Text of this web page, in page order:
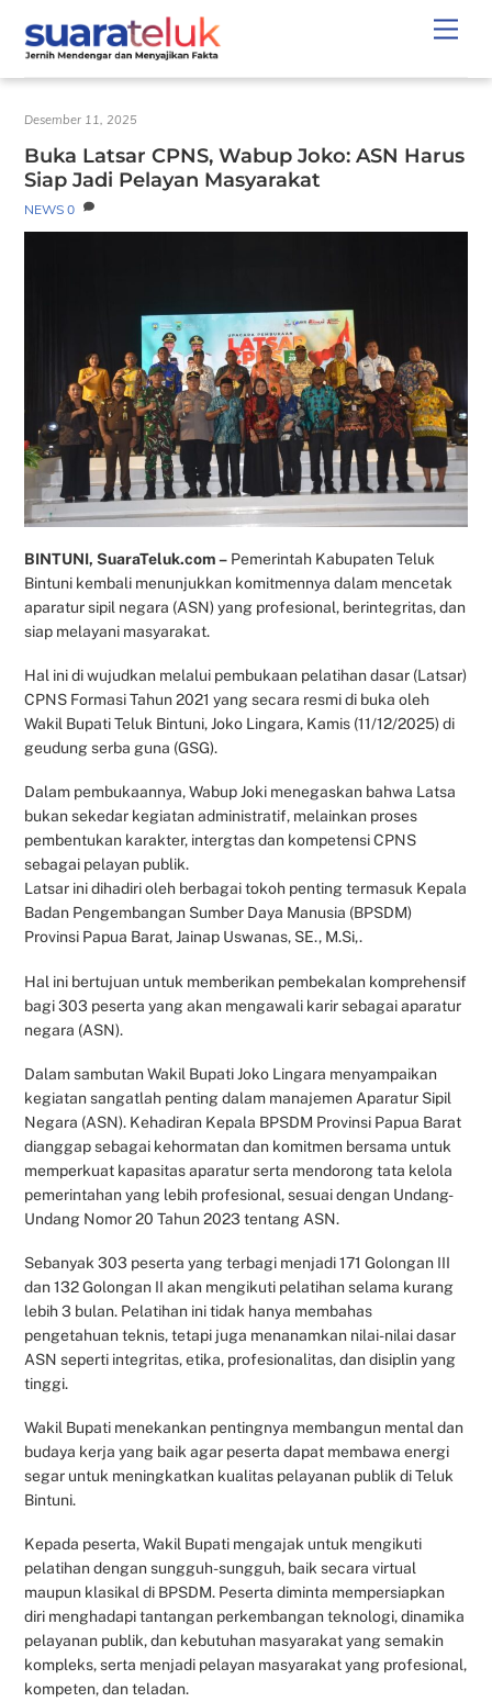
content
Desember 11, 2025
Buka Latsar CPNS, Wabup Joko: ASN Harus
Siap Jadi Pelayan Masyarakat
NEWS 0
BINTUNI, SuaraTeluk.com – Pemerintah Kabupaten Teluk
Bintuni kembali menunjukkan komitmennya dalam mencetak
aparatur sipil negara (ASN) yang profesional, berintegritas, dan
siap melayani masyarakat.
Hal ini di wujudkan melalui pembukaan pelatihan dasar (Latsar)
CPNS Formasi Tahun 2021 yang secara resmi di buka oleh
Wakil Bupati Teluk Bintuni, Joko Lingara, Kamis (11/12/2025) di
geudung serba guna (GSG).
Dalam pembukaannya, Wabup Joki menegaskan bahwa Latsa
bukan sekedar kegiatan administratif, melainkan proses
pembentukan karakter, intergtas dan kompetensi CPNS
sebagai pelayan publik.
Latsar ini dihadiri oleh berbagai tokoh penting termasuk Kepala
Badan Pengembangan Sumber Daya Manusia (BPSDM)
Provinsi Papua Barat, Jainap Uswanas, SE., M.Si,.
Hal ini bertujuan untuk memberikan pembekalan komprehensif
bagi 303 peserta yang akan mengawali karir sebagai aparatur
negara (ASN).
Dalam sambutan Wakil Bupati Joko Lingara menyampaikan
kegiatan sangatlah penting dalam manajemen Aparatur Sipil
Negara (ASN). Kehadiran Kepala BPSDM Provinsi Papua Barat
dianggap sebagai kehormatan dan komitmen bersama untuk
memperkuat kapasitas aparatur serta mendorong tata kelola
pemerintahan yang lebih profesional, sesuai dengan Undang-
Undang Nomor 20 Tahun 2023 tentang ASN.
Sebanyak 303 peserta yang terbagi menjadi 171 Golongan III
dan 132 Golongan II akan mengikuti pelatihan selama kurang
lebih 3 bulan. Pelatihan ini tidak hanya membahas
pengetahuan teknis, tetapi juga menanamkan nilai-nilai dasar
ASN seperti integritas, etika, profesionalitas, dan disiplin yang
tinggi.
Wakil Bupati menekankan pentingnya membangun mental dan
budaya kerja yang baik agar peserta dapat membawa energi
segar untuk meningkatkan kualitas pelayanan publik di Teluk
Bintuni.
Kepada peserta, Wakil Bupati mengajak untuk mengikuti
pelatihan dengan sungguh-sungguh, baik secara virtual
maupun klasikal di BPSDM. Peserta diminta mempersiapkan
diri menghadapi tantangan perkembangan teknologi, dinamika
pelayanan publik, dan kebutuhan masyarakat yang semakin
kompleks, serta menjadi pelayan masyarakat yang profesional,
kompeten, dan teladan.